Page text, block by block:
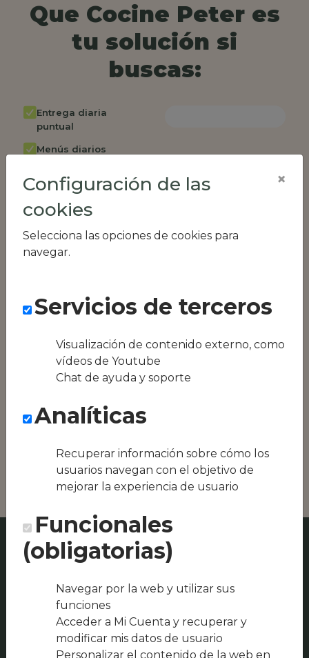
Que Cocine Peter es
tu solución si
buscas:
Entrega diaria
puntual
Menús diarios
Cambio de menú
empleados
Panel de control
Compatible con
equipos híbridos
oferta local de tu
zona, como podría
Gastrobar o
BARBOO
Configuración de las
cookies
Selecciona las opciones de cookies para
navegar.
×
Servicios de terceros
Visualización de contenido externo, como
vídeos de Youtube
Chat de ayuda y soporte
Analíticas
Recuperar información sobre cómo los
usuarios navegan con el objetivo de
mejorar la experiencia de usuario
Funcionales
(obligatorias)
Navegar por la web y utilizar sus
funciones
Acceder a Mi Cuenta y recuperar y
modificar mis datos de usuario
Personalizar el contenido de la web en